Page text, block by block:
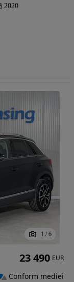
2020
1 / 6
23 490 EUR
Conform mediei